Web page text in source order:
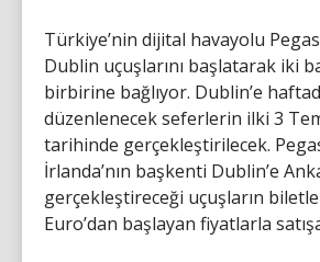
Türkiye’nin dijital havayolu
Dublin uçuşlarını başlatarak iki
birbirine bağlıyor. Dublin’e
düzenlenecek seferlerin ilki 3
tarihinde gerçekleştirilecek.
İrlanda’nın başkenti Dublin’e
gerçekleştireceği uçuşların
Euro’dan başlayan fiyatlarla